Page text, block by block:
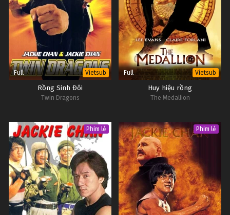
Full Vietsub
Rồng Sinh Đôi
Twin Dragons
Full Vietsub
Huy hiệu rồng
The Medallion
Phim lẻ Phim lẻ